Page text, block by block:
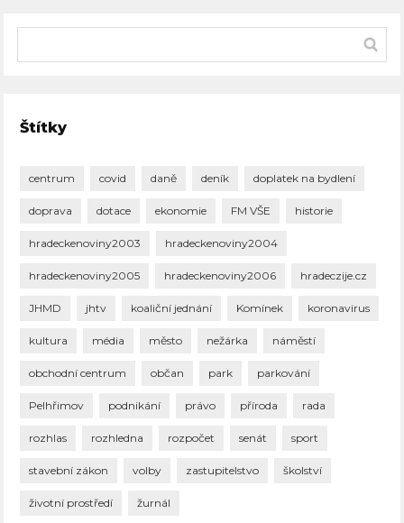
Štítky
centrum covid daně deník doplatek na bydlení
doprava dotace ekonomie FM VŠE historie
hradeckenoviny2003 hradeckenoviny2004
hradeckenoviny2005 hradeckenoviny2006 hradeczije.cz
JHMD jhtv koaliční jednání Komínek koronavirus
kultura média město nežárka náměstí
obchodní centrum občan park parkování
Pelhřimov podnikání právo příroda rada
rozhlas rozhledna rozpočet senát sport
stavební zákon volby zastupitelstvo školství
životní prostředí žurnál